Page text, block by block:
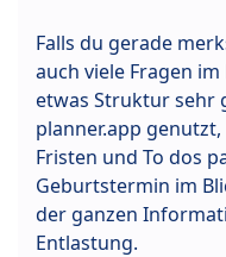
Falls du gerade
auch viele Fragen
etwas Struktur sehr
planner.app
Fristen und To dos
Geburtstermin im
der ganzen
Entlastung.